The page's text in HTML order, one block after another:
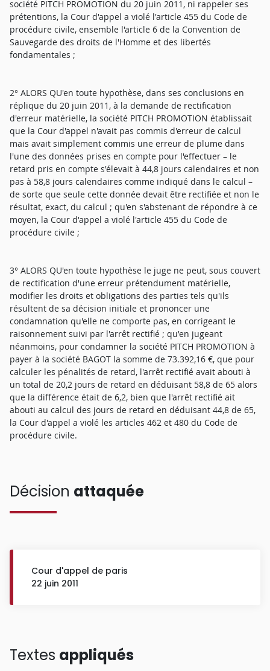
société PITCH PROMOTION du 20 juin 2011, ni rappeler ses
prétentions, la Cour d'appel a violé l'article 455 du Code de
procédure civile, ensemble l'article 6 de la Convention de
Sauvegarde des droits de l'Homme et des libertés
fondamentales ;
2° ALORS QU'en toute hypothèse, dans ses conclusions en
réplique du 20 juin 2011, à la demande de rectification
d'erreur matérielle, la société PITCH PROMOTION établissait
que la Cour d'appel n'avait pas commis d'erreur de calcul
mais avait simplement commis une erreur de plume dans
l'une des données prises en compte pour l'effectuer – le
retard pris en compte s'élevait à 44,8 jours calendaires et non
pas à 58,8 jours calendaires comme indiqué dans le calcul –
de sorte que seule cette donnée devait être rectifiée et non le
résultat, exact, du calcul ; qu'en s'abstenant de répondre à ce
moyen, la Cour d'appel a violé l'article 455 du Code de
procédure civile ;
3° ALORS QU'en toute hypothèse le juge ne peut, sous couvert
de rectification d'une erreur prétendument matérielle,
modifier les droits et obligations des parties tels qu'ils
résultent de sa décision initiale et prononcer une
condamnation qu'elle ne comporte pas, en corrigeant le
raisonnement suivi par l'arrêt rectifié ; qu'en jugeant
néanmoins, pour condamner la société PITCH PROMOTION à
payer à la société BAGOT la somme de 73.392,16 €, que pour
calculer les pénalités de retard, l'arrêt rectifié avait abouti à
un total de 20,2 jours de retard en déduisant 58,8 de 65 alors
que la différence était de 6,2, bien que l'arrêt rectifié ait
abouti au calcul des jours de retard en déduisant 44,8 de 65,
la Cour d'appel a violé les articles 462 et 480 du Code de
procédure civile.
Décision attaquée
Cour d'appel de paris
22 juin 2011
Textes appliqués